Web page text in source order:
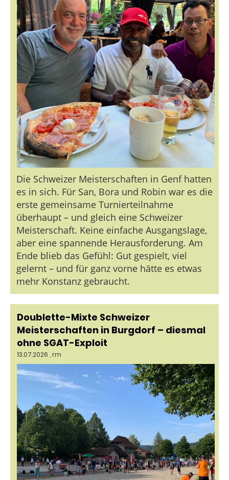
Die Schweizer Meisterschaften in Genf hatten
es in sich. Für San, Bora und Robin war es die
erste gemeinsame Turnierteilnahme
überhaupt – und gleich eine Schweizer
Meisterschaft. Keine einfache Ausgangslage,
aber eine spannende Herausforderung. Am
Ende blieb das Gefühl: Gut gespielt, viel
gelernt – und für ganz vorne hätte es etwas
mehr Konstanz gebraucht.
Doublette-Mixte Schweizer
Meisterschaften in Burgdorf – diesmal
ohne SGAT-Exploit
13.07.2026 , rm